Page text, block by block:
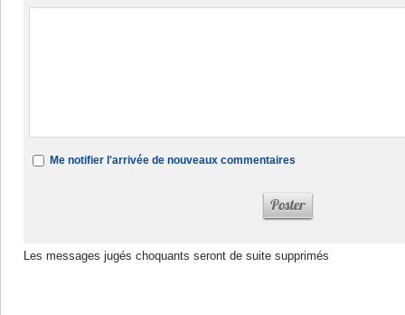
Me notifier l'arrivée de nouveaux commentaires
Les messages jugés choquants seront de suite supprimés